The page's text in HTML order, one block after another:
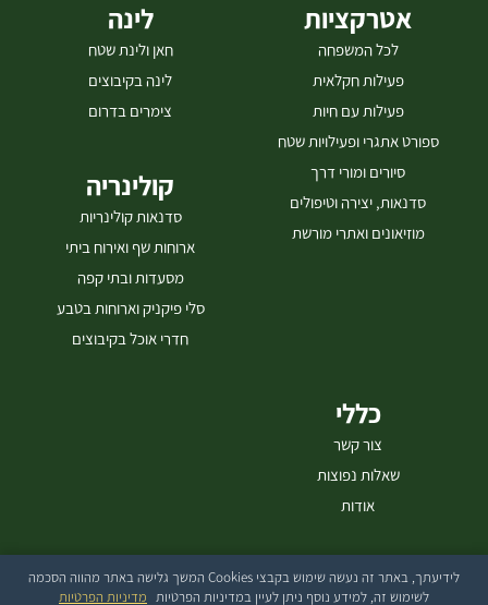
אטרקציות
לכל המשפחה
פעילות חקלאית
פעילות עם חיות
ספורט אתגרי ופעילויות שטח
סיורים ומורי דרך
סדנאות, יצירה וטיפולים
מוזיאונים ואתרי מורשת
לינה
חאן ולינת שטח
לינה בקיבוצים
צימרים בדרום
קולינריה
סדנאות קולינריות
ארוחות שף ואירוח ביתי
מסעדות ובתי קפה
סלי פיקניק וארוחות בטבע
חדרי אוכל בקיבוצים
כללי
צור קשר
שאלות נפוצות
אודות
בייטק עיצוב ובניית אתרים
לידיעתך, באתר זה נעשה שימוש בקבצי Cookies המשך גלישה באתר מהווה הסכמה
לשימוש זה, למידע נוסף ניתן לעיין במדיניות הפרטיות מדיניות הפרטיות